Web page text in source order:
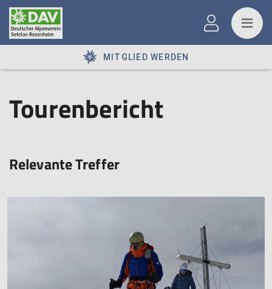
MITGLIED WERDEN
Tourenbericht
Relevante Treffer